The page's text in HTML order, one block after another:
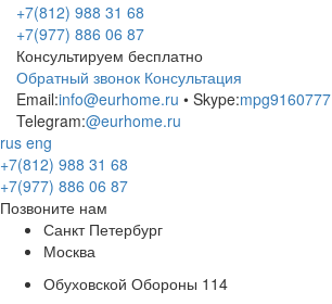
+7(812) 988 31 68
+7(977) 886 06 87
Консультируем бесплатно
Обратный звонок Консультация
Email:info@eurhome.ru • Skype:mpg9160777
Telegram:@eurhome.ru
rus eng
+7(812) 988 31 68
+7(977) 886 06 87
Позвоните нам
Санкт Петербург
Москва
Обуховской Обороны 114